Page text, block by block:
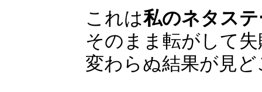
これは私のネタス
そのまま転がして
変わらぬ結果が見